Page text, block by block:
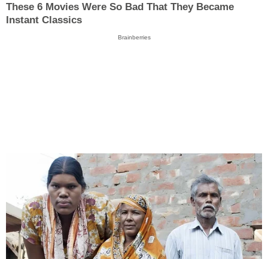
These 6 Movies Were So Bad That They Became
Instant Classics
Brainberries